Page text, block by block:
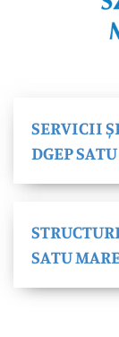
SERVICII
DGEP
SATU